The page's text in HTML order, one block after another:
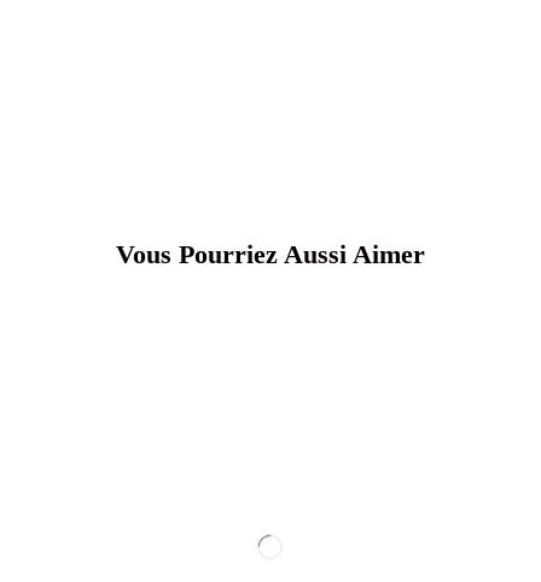
Vous Pourriez Aussi Aimer